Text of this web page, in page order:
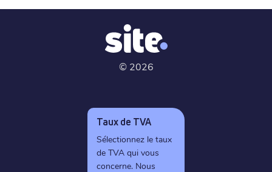
© 2026
Taux de TVA
Sélectionnez le taux
de TVA qui vous
concerne. Nous